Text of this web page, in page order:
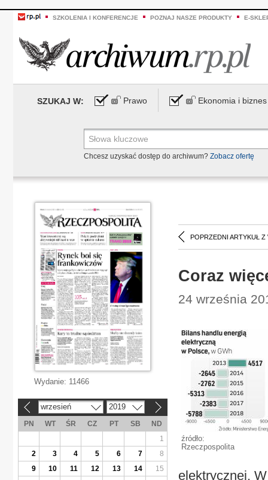
SZKOLENIA I KONFERENCJE POZNAJ NASZE PRODUKTY E-
SZUKAJ W: Prawo Ekonomia i biznes
Chcesz uzyskać dostęp do archiwum? Zobacz ofertę
POPRZEDNI ARTYKUŁ Z
Coraz
24 września
źródło:
Rzeczpospolita
elektrycznej.
Wydanie: 11466
wrzesień 2019
PN WT ŚR CZ PT SB
ND
1
2
3 4 5 6 7
8
9
10 11 12 13 14
15